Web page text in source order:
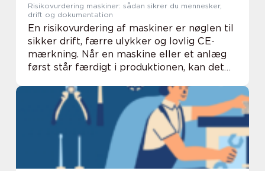
Risikovurdering maskiner: sådan sikrer du mennesker,
drift og dokumentation
En risikovurdering af maskiner er nøglen til
sikker drift, færre ulykker og lovlig CE-
mærkning. Når en maskine eller et anlæg
først står færdigt i produktionen, kan det
fejl i sikkerhed, opbygning eller styrin...